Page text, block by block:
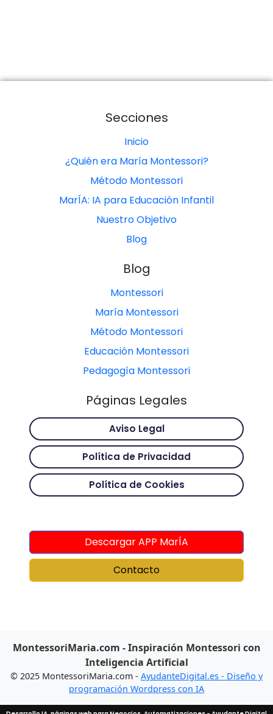
Secciones
Inicio
¿Quién era María Montessori?
Método Montessori
MarÍA: IA para Educación Infantil
Nuestro Objetivo
Blog
Blog
Montessori
María Montessori
Método Montessori
Educación Montessori
Pedagogía Montessori
Páginas Legales
Aviso Legal
Política de Privacidad
Política de Cookies
Descargar APP MarÍA
Contacto
MontessoriMaria.com - Inspiración Montessori con
Inteligencia Artificial
© 2025 MontessoriMaria.com - AyudanteDigital.es - Diseño y
programación Wordpress con IA